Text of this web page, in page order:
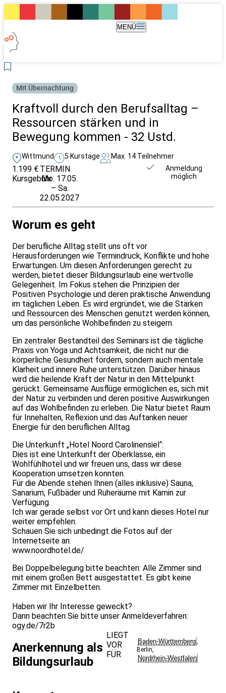
MENÜ
Mit Übernachtung
Kraftvoll durch den Berufsalltag –
Ressourcen stärken und in
Bewegung kommen - 32 Ustd.
Wittmund 5 Kurstage Max. 14 Teilnehmer
1.199 €
Kursgebühr
TERMIN
Mo. 17.05.
– Sa.
22.05.2027
Anmeldung
möglich
Worum es geht
Der berufliche Alltag stellt uns oft vor
Herausforderungen wie Termindruck, Konflikte und hohe
Erwartungen. Um diesen Anforderungen gerecht zu
werden, bietet dieser Bildungsurlaub eine wertvolle
Gelegenheit. Im Fokus stehen die Prinzipien der
Positiven Psychologie und deren praktische Anwendung
im täglichen Leben. Es wird ergründet, wie die Stärken
und Ressourcen des Menschen genutzt werden können,
um das persönliche Wohlbefinden zu steigern.
Ein zentraler Bestandteil des Seminars ist die tägliche
Praxis von Yoga und Achtsamkeit, die nicht nur die
körperliche Gesundheit fördern, sondern auch mentale
Klarheit und innere Ruhe unterstützen. Darüber hinaus
wird die heilende Kraft der Natur in den Mittelpunkt
gerückt. Gemeinsame Ausflüge ermöglichen es, sich mit
der Natur zu verbinden und deren positive Auswirkungen
auf das Wohlbefinden zu erleben. Die Natur bietet Raum
für Innehalten, Reflexion und das Auftanken neuer
Energie für den beruflichen Alltag.
Die Unterkunft „Hotel Noord Carolinensiel“:
Dies ist eine Unterkunft der Oberklasse, ein
Wohlfühlhotel und wir freuen uns, dass wir diese
Kooperation umsetzen konnten.
Für die Abende stehen Ihnen (alles inklusive) Sauna,
Sanarium, Fußbäder und Ruheräume mit Kamin zur
Verfügung.
Ich war gerade selbst vor Ort und kann dieses Hotel nur
weiter empfehlen.
Schauen Sie sich unbedingt die Fotos auf der
Internetseite an.
www.noordhotel.de/
Bei Doppelbelegung bitte beachten: Alle Zimmer sind
mit einem großen Bett ausgestattet. Es gibt keine
Zimmer mit Einzelbetten.
Haben wir Ihr Interesse geweckt?
Dann beachten Sie bitte unser Anmeldeverfahren:
ogy.de/7r2b
Anerkennung als
Bildungsurlaub
LIEGT
VOR
FÜR
Baden-Württemberg,
Berlin,
Nordrhein-Westfalen